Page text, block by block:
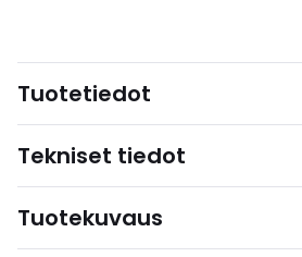
Tuotetiedot
Tekniset tiedot
Tuotekuvaus